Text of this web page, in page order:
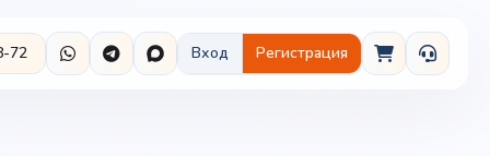
72 Вход Регистрация